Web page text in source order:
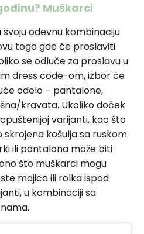
Muškarci
odevnu kombinaciju
toga gde će proslaviti
se odluče za proslavu u
dress code-om, izbor će
odelo – pantalone,
kravata. Ukoliko doček
varijanti, kao što
košulja sa ruskom
ili pantalona može biti
što muškarci mogu
majica ili rolka ispod
u kombinaciji sa